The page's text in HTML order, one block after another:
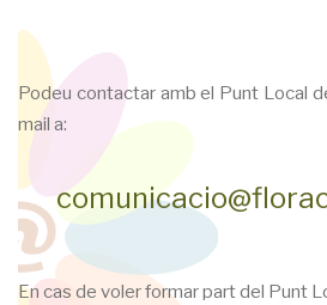
Podeu contactar amb el Punt Local
mail a:
En cas de voler formar part del Punt